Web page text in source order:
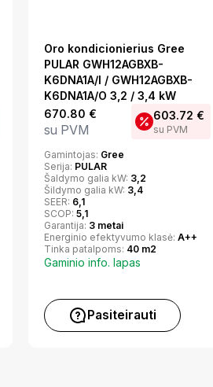
Oro kondicionierius Gree
PULAR GWH12AGBXB-
K6DNA1A/I / GWH12AGBXB-
K6DNA1A/O 3,2 / 3,4 kW
670.80 €
su PVM
603.72 €
su PVM
Gamintojas: Gree
Serija: PULAR
Šaldymo galia kW: 3,2
Šildymo galia kW: 3,4
SEER: 6,1
SCOP: 5,1
Garantija: 3 metai
Energinio efektyvumo klasė: A++
Tinka patalpoms: 40 m2
Gaminio info. lapas
Pasiteirauti